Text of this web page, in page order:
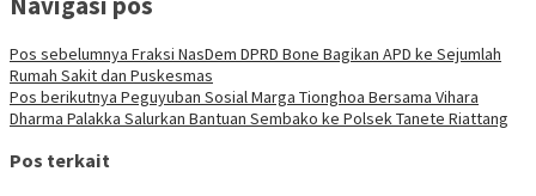
Pos sebelumnya Fraksi NasDem DPRD Bone Bagikan APD ke Sejumlah
Rumah Sakit dan Puskesmas
Pos berikutnya Peguyuban Sosial Marga Tionghoa Bersama Vihara
Dharma Palakka Salurkan Bantuan Sembako ke Polsek Tanete Riattang
Pos terkait